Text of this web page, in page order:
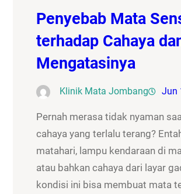
Penyebab Mata
terhadap Cahaya
Mengatasinya
Klinik Mata Jombang Jun
Pernah merasa tidak nyaman
cahaya yang terlalu terang?
matahari, lampu kendaraan di
atau bahkan cahaya dari layar
kondisi ini bisa membuat mata